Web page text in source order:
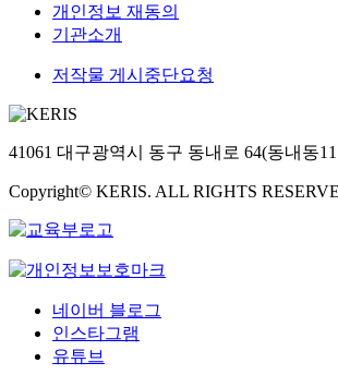
개인정보 재동의
기관소개
저작물 게시중단요청
41061 대구광역시 동구 동내로 64(동내동
Copyright© KERIS. ALL RIGHTS
네이버 블로그
인스타그램
유튜브